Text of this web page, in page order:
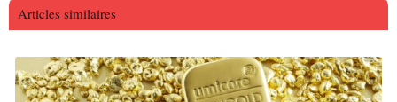
Articles similaires